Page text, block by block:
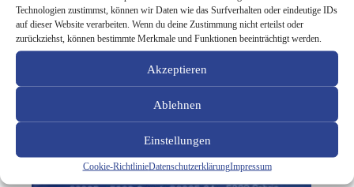
Technologien zustimmst, können wir Daten wie das Surfverhalten oder eindeutige IDs
auf dieser Website verarbeiten. Wenn du deine Zustimmung nicht erteilst oder
zurückziehst, können bestimmte Merkmale und Funktionen beeinträchtigt werden.
Akzeptieren
Ablehnen
Einstellungen
Cookie-RichtlinieDatenschutzerklärungImpressum